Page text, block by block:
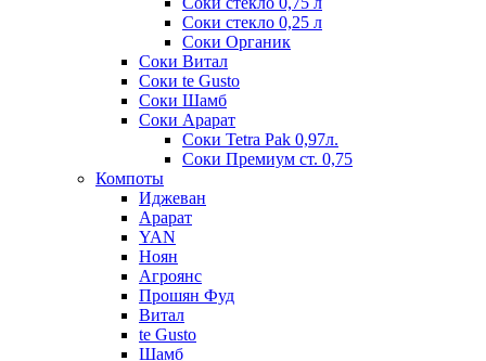
Соки стекло 0,25 л
Соки Органик
Соки Витал
Соки te Gusto
Соки Шамб
Соки Арарат
Соки Tetra Pak 0,97л.
Соки Премиум ст. 0,75
Компоты
Иджеван
Арарат
YAN
Ноян
Агроянс
Прошян Фуд
Витал
te Gusto
Шамб